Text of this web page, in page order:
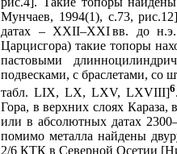
Мунчаев, 1994(1), с.73,
датах – XXII–XXI вв. до н.э.
Царцисгора) такие топоры
пастовыми
подвесками, с браслетами,
табл. LIX, LX, LXV, LXVIII]6
Гора, в верхних слоях Караза,
или в абсолютных датах
помимо металла найдены
2/6 КТК в Северной Осетии